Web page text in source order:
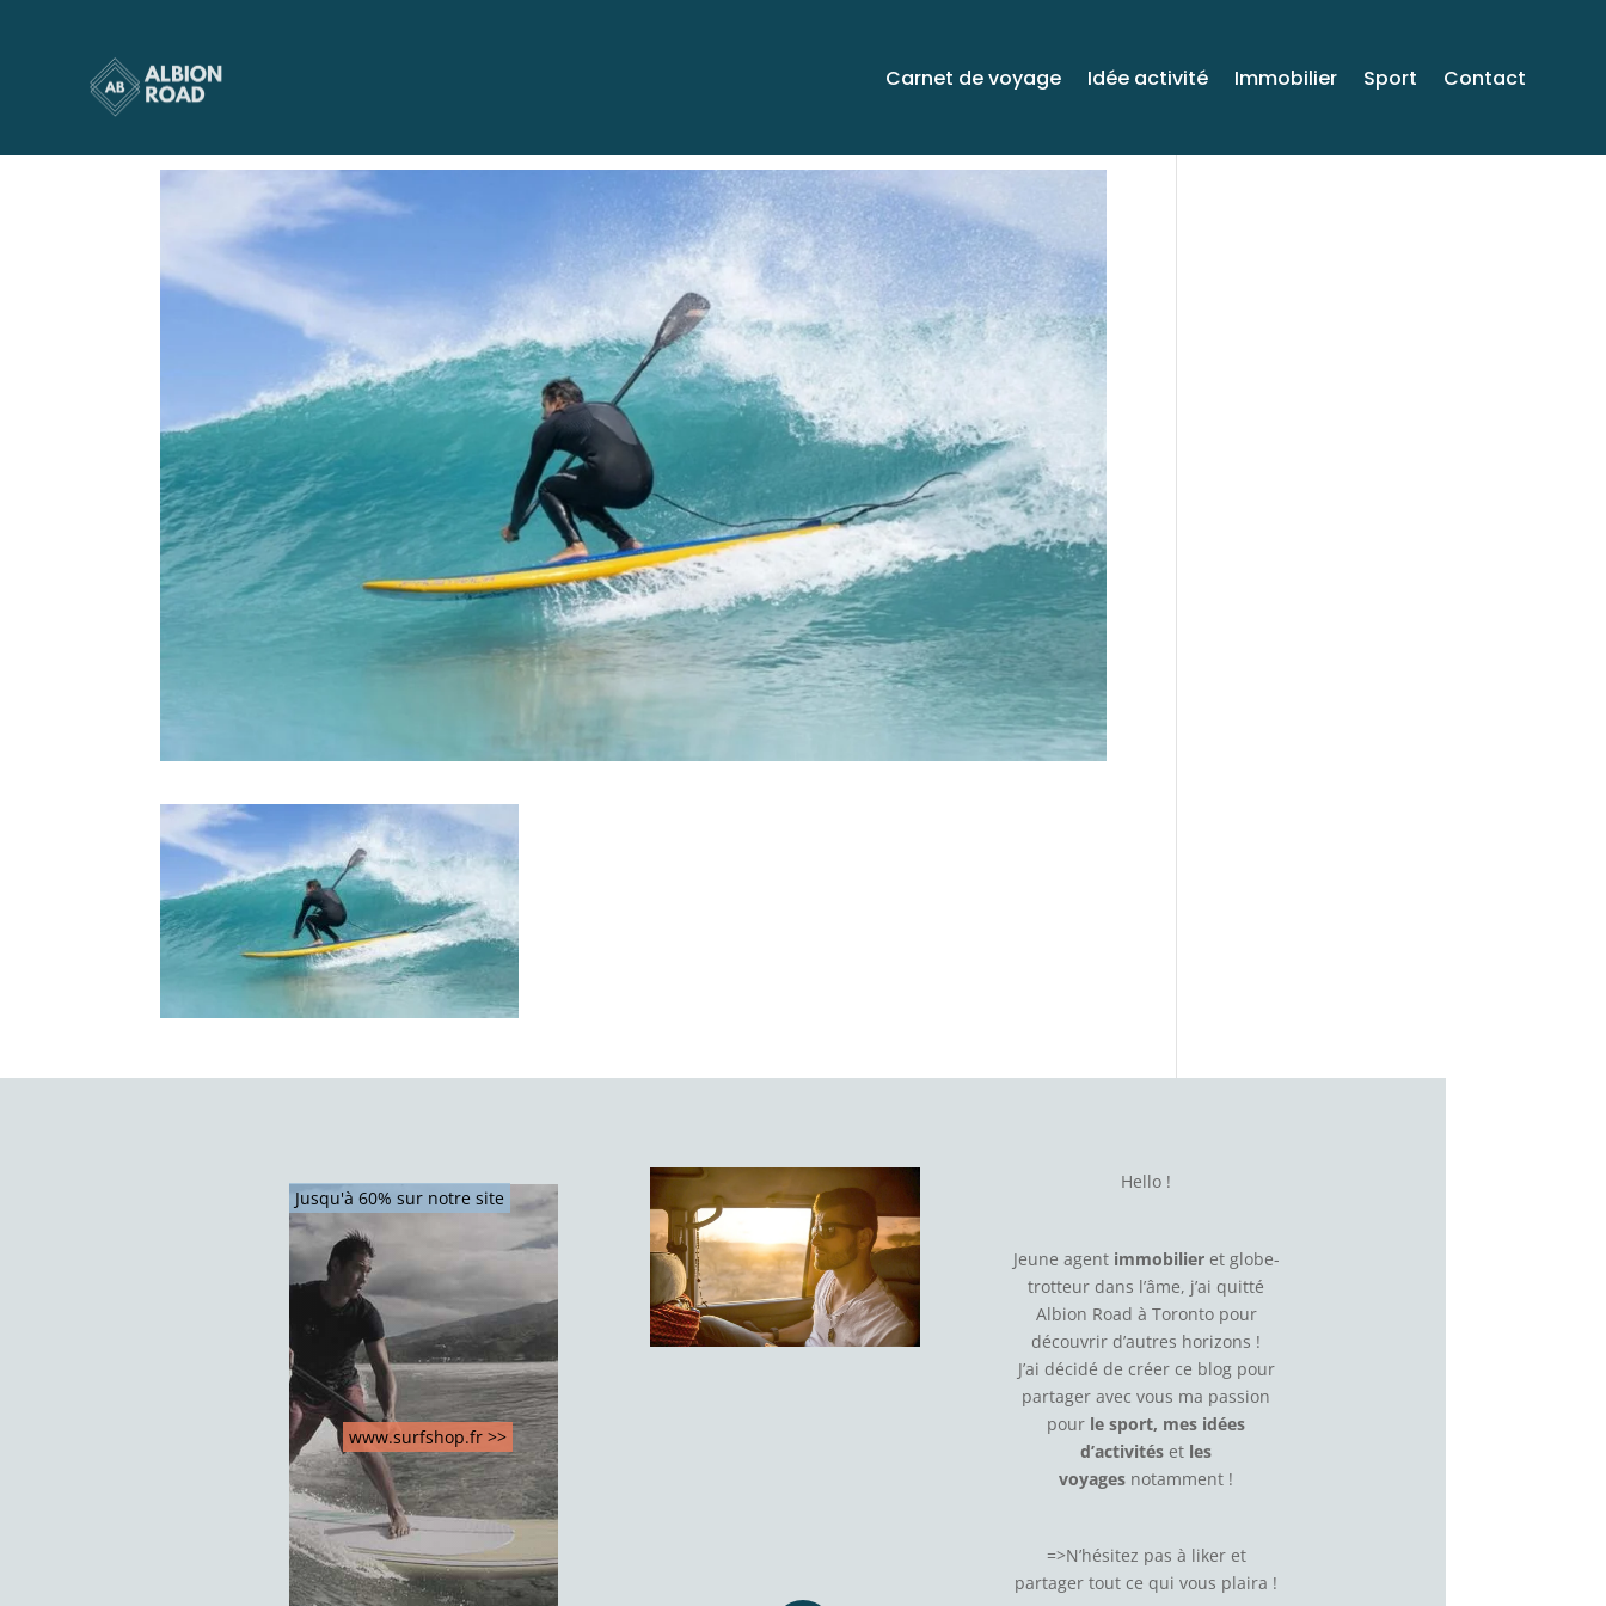
Carnet de voyage Idée activité Immobilier Sport Contact
jp_australia_SUP_2 Venez voyager avec
www.surfshop.fr >>
Jusqu'à 60% sur notre site
Hello !
Jeune agent immobilieret globe-
trotteur dans l’âme, j’ai quitté
Albion Road à Toronto pour
découvrir d’autres horizons !
J’ai décidé de créer ce blog pour
partager avec vous ma passion
pour le sport, mes idées
d’activités et les
voyages notamment !
=>N’hésitez pas à likeret
partager tout ce qui vous plaira !